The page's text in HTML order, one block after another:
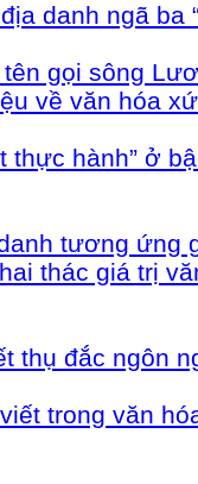
danh ngã ba
gọi sông
về văn hóa
thực hành” ở
tương ứng
thác giá trị
thụ đắc ngôn
trong văn